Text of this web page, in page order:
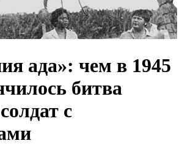
ада»: чем в 1945
битва
с